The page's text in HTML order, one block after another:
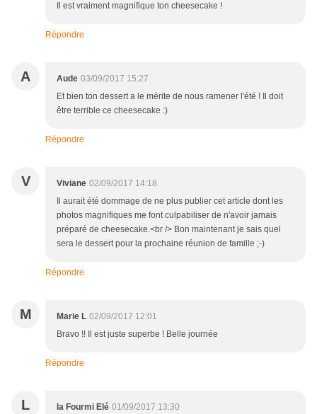
Il est vraiment magnifique ton cheesecake !
Répondre
A Aude 03/09/2017 15:27
Et bien ton dessert a le mérite de nous ramener l'été ! Il doit
être terrible ce cheesecake :)
Répondre
V Viviane 02/09/2017 14:18
Il aurait été dommage de ne plus publier cet article dont les
photos magnifiques me font culpabiliser de n'avoir jamais
préparé de cheesecake.<br /> Bon maintenant je sais quel
sera le dessert pour la prochaine réunion de famille ;-)
Répondre
M Marie L 02/09/2017 12:01
Bravo !! Il est juste superbe ! Belle journée
Répondre
L la Fourmi Elé 01/09/2017 13:30